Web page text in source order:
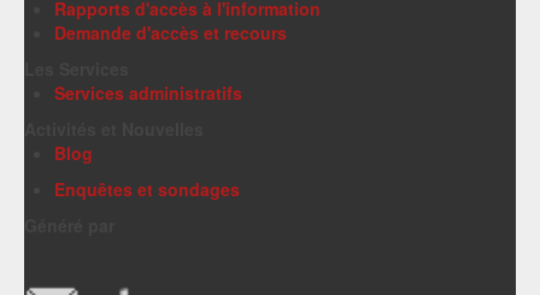
Rapports d'accès à l'information
Demande d'accès et recours
Services administratifs
Blog
Enquêtes et sondages